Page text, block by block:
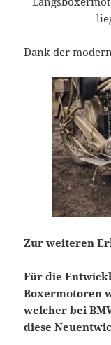
Dank der
Zur weiteren
Für die
Boxermotoren
welcher bei
diese